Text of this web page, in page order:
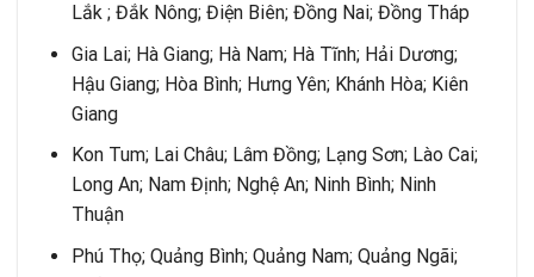
Lắk ; Đắk Nông; Điện Biên; Đồng Nai; Đồng Tháp
Gia Lai; Hà Giang; Hà Nam; Hà Tĩnh; Hải Dương;
Hậu Giang; Hòa Bình; Hưng Yên; Khánh Hòa; Kiên
Giang
Kon Tum; Lai Châu; Lâm Đồng; Lạng Sơn; Lào Cai;
Long An; Nam Định; Nghệ An; Ninh Bình; Ninh
Thuận
Phú Thọ; Quảng Bình; Quảng Nam; Quảng Ngãi;